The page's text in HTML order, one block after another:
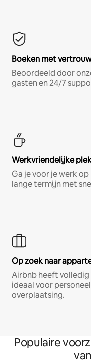
Boeken met
Beoordeeld door
gasten en 24/7
Werkvriendelijke
Ga je voor je werk
lange termijn met
Op zoek naar
Airbnb heeft
ideaal voor
overplaatsing.
Populaire